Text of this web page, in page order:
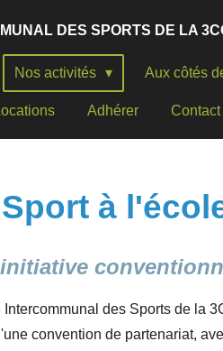
DES SPORTS DE LA
Nos activités Aux côtés
Adhérer Contact
à
Intercommunal des Sports de la
convention de partenariat,